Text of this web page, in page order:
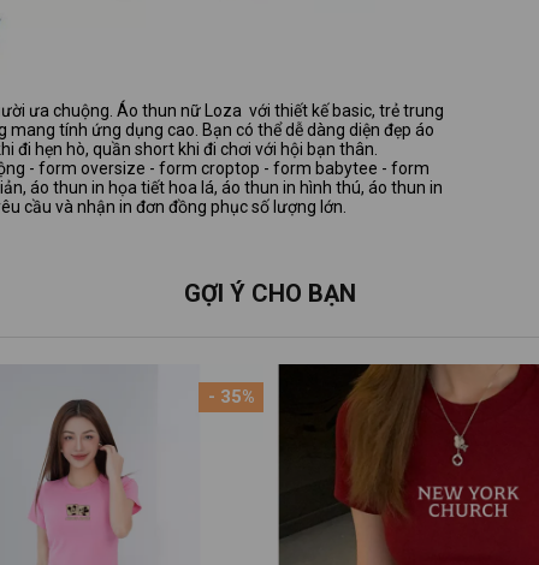
ưa chuộng. Áo thun nữ Loza với thiết kế basic, trẻ trung
tính ứng dụng cao. Bạn có thể dễ dàng diện đẹp áo
đi hẹn hò, quần short khi đi chơi với hội bạn thân.
- form oversize - form croptop - form babytee - form
áo thun in họa tiết hoa lá, áo thun in hình thú, áo thun in
cầu và nhận in đơn đồng phục số lượng lớn.
GỢI Ý CHO BẠN
- 35%